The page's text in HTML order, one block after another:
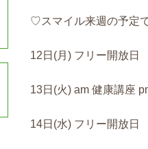
♡スマイル来週の予定
12日(月) フリー開放日
13日(火) am 健康講座
14日(水) フリー開放日